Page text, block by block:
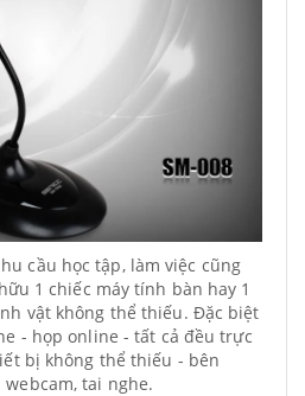
cầu học tập, làm việc cũng
1 chiếc máy tính bàn hay 1
vật không thể thiếu. Đặc biệt
- họp online - tất cả đều trực
bị không thể thiếu - bên
tai nghe.